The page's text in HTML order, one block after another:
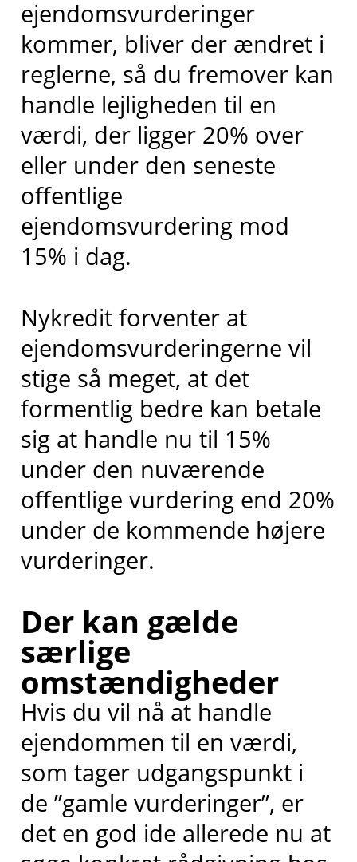
ejendomsvurderinger
kommer, bliver der ændret i
reglerne, så du fremover kan
handle lejligheden til en
værdi, der ligger 20% over
eller under den seneste
offentlige
ejendomsvurdering mod
15% i dag.
Nykredit forventer at
ejendomsvurderingerne vil
stige så meget, at det
formentlig bedre kan betale
sig at handle nu til 15%
under den nuværende
offentlige vurdering end 20%
under de kommende højere
vurderinger.
Der kan gælde
særlige
omstændigheder
Hvis du vil nå at handle
ejendommen til en værdi,
som tager udgangspunkt i
de ”gamle vurderinger”, er
det en god ide allerede nu at